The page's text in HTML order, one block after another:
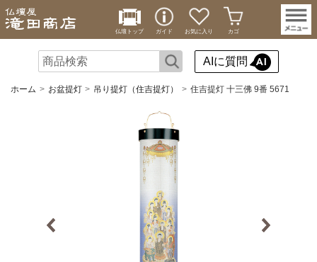
仏壇トップ ガイド お気に入り カゴ
AIに質問
ホーム お盆提灯 吊り提灯（住吉提灯） 住吉提灯 十三佛 9番 5671